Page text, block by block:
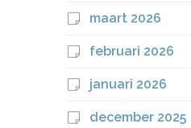
maart 2026
februari 2026
januari 2026
december 2025